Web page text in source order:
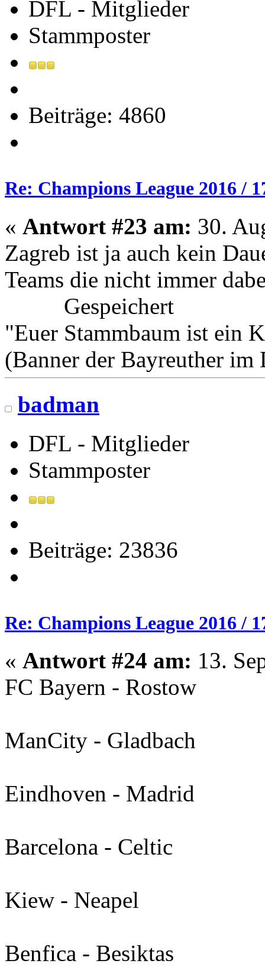
DFL - Mitglieder
Stammposter
Beiträge: 4860
Re: Champions League 2016 /
« Antwort #23 am: 30.
Zagreb ist ja auch kein
Teams die nicht immer
Gespeichert
"Euer Stammbaum ist ein
(Banner der Bayreuther im
badman
DFL - Mitglieder
Stammposter
Beiträge: 23836
Re: Champions League 2016 /
« Antwort #24 am: 13.
FC Bayern - Rostow
ManCity - Gladbach
Eindhoven - Madrid
Barcelona - Celtic
Kiew - Neapel
Benfica - Besiktas